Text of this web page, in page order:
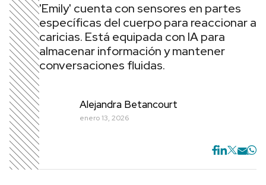
'Emily' cuenta con sensores en partes
específicas del cuerpo para reaccionar a
caricias. Está equipada con IA para
almacenar información y mantener
conversaciones fluidas.
Alejandra Betancourt
enero 13, 2026